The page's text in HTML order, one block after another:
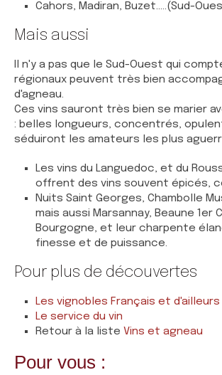
Cahors, Madiran, Buzet.....(Sud-
Mais aussi
Il n'y a pas que le Sud-Ouest qui
régionaux peuvent très bien
d'agneau.
Ces vins sauront très bien se marier
: belles longueurs, concentrés,
séduiront les amateurs les plus
Les vins du Languedoc, et du
offrent des vins souvent épicés,
Nuits Saint Georges, Chambolle
mais aussi Marsannay, Beaune 1er
Bourgogne, et leur charpente
finesse et de puissance.
Pour plus de découvertes
Les vignobles Français et d'ailleurs
Le service du vin
Retour à la liste Vins et agneau
Pour vous :